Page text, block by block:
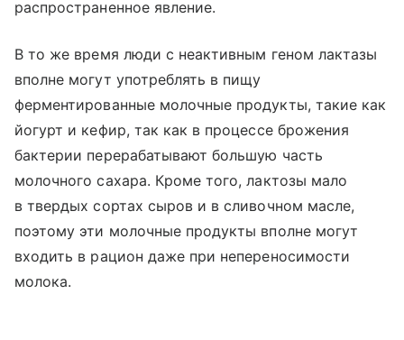
распространенное явление.
В то же время люди с неактивным геном лактазы
вполне могут употреблять в пищу
ферментированные молочные продукты, такие как
йогурт и кефир, так как в процессе брожения
бактерии перерабатывают большую часть
молочного сахара. Кроме того, лактозы мало
в твердых сортах сыров и в сливочном масле,
поэтому эти молочные продукты вполне могут
входить в рацион даже при непереносимости
молока.